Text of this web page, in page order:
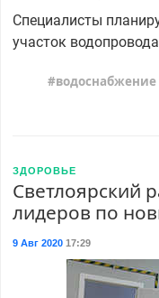
Специалисты
участок
водоснабжение
ЗДОРОВЬЕ
Светлоярский
лидеров по
9 Авг 202017:29